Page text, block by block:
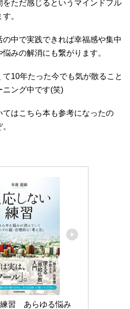
をただ感じるというマインドフル
。
中で実践できれば幸福感や集中
みの解消にも繋がります。
10年たった今でも気が散ること
ニング中です(笑)
はこちら本も参考になったの
習　あらゆる悩み